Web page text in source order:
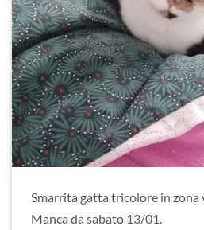
Smarrita gatta tricolore in zona
Manca da sabato 13/01.